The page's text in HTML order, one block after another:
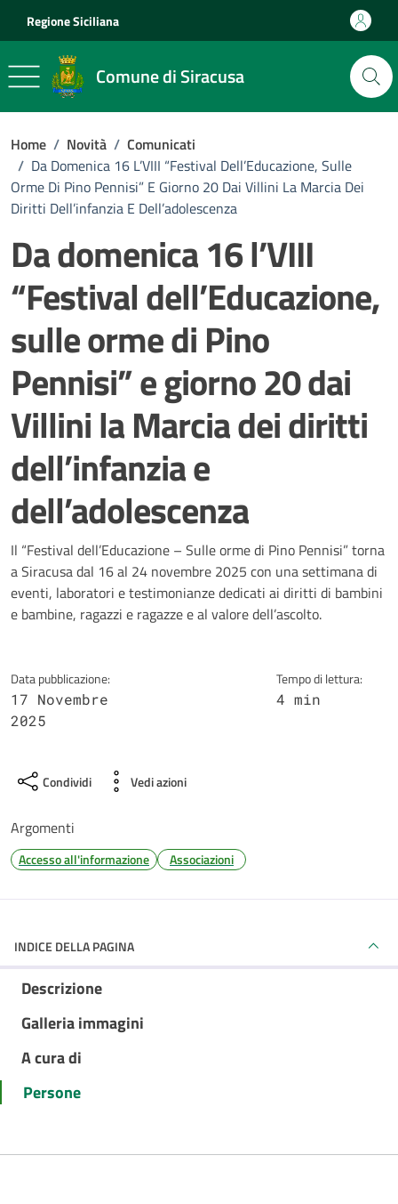
Regione Siciliana
Comune di Siracusa
Home / Novità / Comunicati
/ Da Domenica 16 L’VIII “Festival Dell’Educazione, Sulle
Orme Di Pino Pennisi” E Giorno 20 Dai Villini La Marcia Dei
Diritti Dell’infanzia E Dell’adolescenza
Da domenica 16 l’VIII
“Festival dell’Educazione,
sulle orme di Pino
Pennisi” e giorno 20 dai
Villini la Marcia dei diritti
dell’infanzia e
dell’adolescenza
Dettagli della notizia
Il “Festival dell’Educazione – Sulle orme di Pino Pennisi” torna
a Siracusa dal 16 al 24 novembre 2025 con una settimana di
eventi, laboratori e testimonianze dedicati ai diritti di bambini
e bambine, ragazzi e ragazze e al valore dell’ascolto.
Data pubblicazione:
17 Novembre
2025
Tempo di lettura:
4 min
Condividi Vedi azioni
Argomenti
Accesso all'informazione Associazioni
INDICE DELLA PAGINA
Descrizione
Galleria immagini
A cura di
Persone